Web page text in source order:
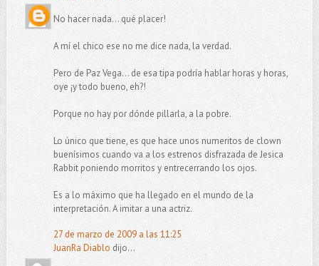
No hacer nada... qué placer!
A mí el chico ese no me dice nada, la verdad.
Pero de Paz Vega... de esa tipa podría hablar horas y horas,
oye ¡y todo bueno, eh?!
Porque no hay por dónde pillarla, a la pobre.
Lo único que tiene, es que hace unos numeritos de clown
buenísimos cuando va a los estrenos disfrazada de Jesica
Rabbit poniendo morritos y entrecerrando los ojos.
Es a lo máximo que ha llegado en el mundo de la
interpretación. A imitar a una actriz.
27 de marzo de 2009 a las 11:25
JuanRa Diablo dijo...